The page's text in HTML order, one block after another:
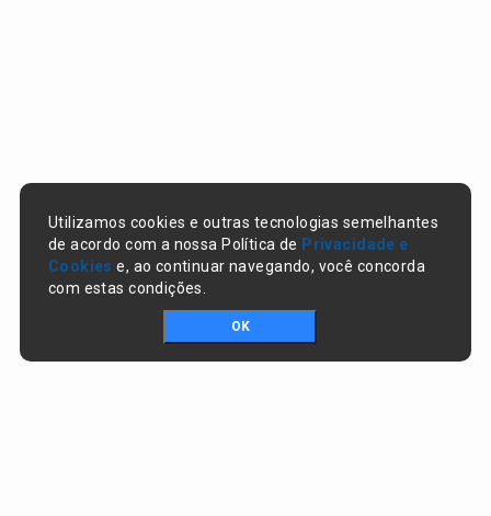
Utilizamos cookies e outras tecnologias semelhantes
de acordo com a nossa Política de Privacidade e
Cookies e, ao continuar navegando, você concorda
com estas condições.
OK